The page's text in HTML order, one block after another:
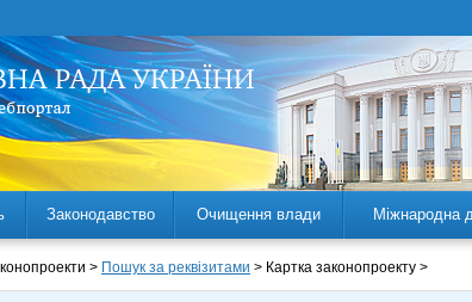
Законодавство Очищення влади Міжнародна
> Пошук за реквізитами > Картка законопроекту >